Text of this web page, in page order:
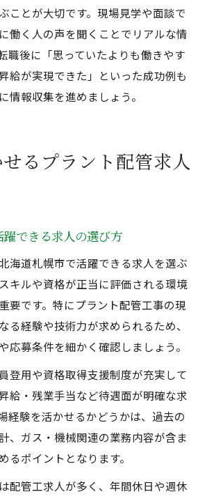
ことが大切です。現場見学や面談で
働く人の声を聞くことでリアルな情
職後に「思っていたよりも働きやす
給が実現できた」といった成功例も
情報収集を進めましょう。
るプラント配管求人
できる求人の選び方
海道札幌市で活躍できる求人を選ぶ
キルや資格が正当に評価される環境
要です。特にプラント配管工事の現
る経験や技術力が求められるため、
応募条件を細かく確認しましょう。
登用や資格取得支援制度が充実して
給・残業手当など待遇面が明確な求
経験を活かせるかどうかは、過去の
、ガス・機械関連の業務内容が含ま
るポイントとなります。
配管工求人が多く、年間休日や週休